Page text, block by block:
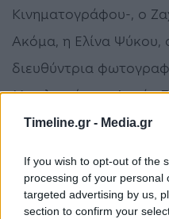
Timeline.gr - Media.gr
If you wish to opt-out of the
processing of your personal
targeted advertising by us,
section to confirm your
Κινηματογράφου-, ο
Ακόμα, η Ελίνα Ψύκου,
διευθύντρια
Μυτιληναίου, η Δανάη
ταινίας του Σουηδού
και απέσπασε τον
πολυβραβευμένος